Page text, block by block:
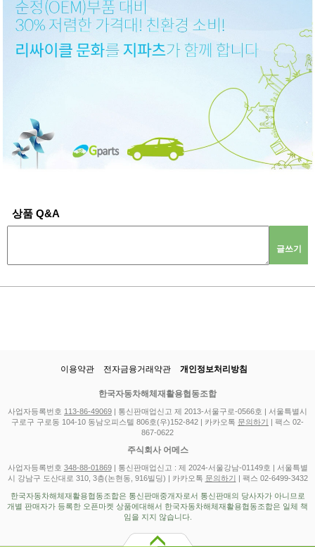
상품 Q&A
글쓰기
이용약관 전자금융거래약관 개인정보처리방침
한국자동차해체재활용협동조합
사업자등록번호 113-86-49069 | 통신판매업신고 제 2013-서울구로-0566호 | 서울특별시
구로구 구로동 104-10 동남오피스텔 806호(우)152-842 | 카카오톡 문의하기
| 팩스 02-
867-0622
주식회사 어메스
사업자등록번호 348-88-01869| 통신판매업신고 : 제 2024-서울강남-01149호 | 서울특별
시 강남구 도산대로 310, 3층(논현동, 916빌딩) | 카카오톡 문의하기 | 팩스 02-6499-3432
한국자동차해체재활용협동조합은 통신판매중개자로서 통신판매의 당사자가 아니므로
개별 판매자가 등록한 오픈마켓 상품에대해서 한국자동차해체재활용협동조합은 일체 책
임을 지지 않습니다.